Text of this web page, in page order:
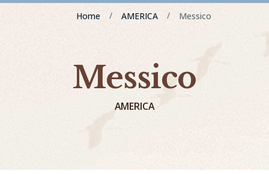
Home AMERICA Messico
Messico
AMERICA